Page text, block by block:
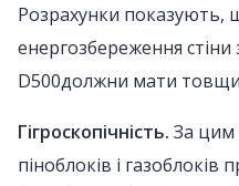
Розрахунки показують,
енергозбереження стіни
D500должни мати
Гігроскопічність. За цим
піноблоків і газоблоків